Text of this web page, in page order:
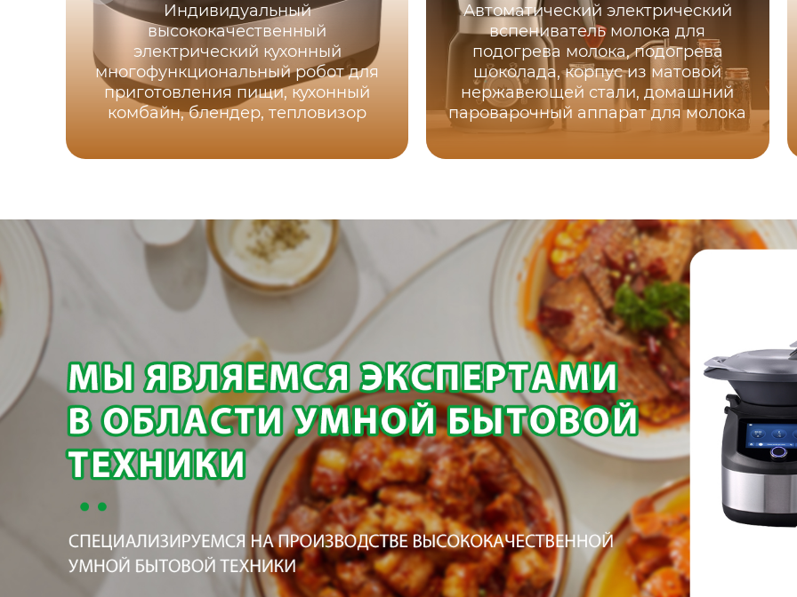
Индивидуальный
высококачественный
электрический кухонный
многофункциональный робот для
приготовления пищи, кухонный
комбайн, блендер, тепловизор
Автоматический электрический
вспениватель молока для
подогрева молока, подогрева
шоколада, корпус из матовой
нержавеющей стали, домашний
пароварочный аппарат для молока